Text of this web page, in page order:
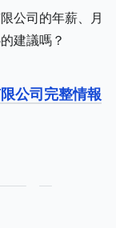
公司的年薪、月
建議嗎？
公司完整情報